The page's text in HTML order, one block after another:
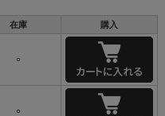
在庫 購入
○
○